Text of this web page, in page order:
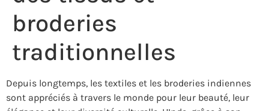
broderies
traditionnelles
Depuis longtemps, les textiles et les broderies indiennes
sont appréciés à travers le monde pour leur beauté, leur